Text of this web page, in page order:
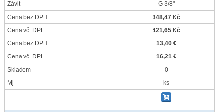
Závit
G 3/8"
Cena bez DPH
348,47 Kč
Cena vč. DPH
421,65 Kč
Cena bez DPH
13,40 €
Cena vč. DPH
16,21 €
Skladem
0
Mj
ks